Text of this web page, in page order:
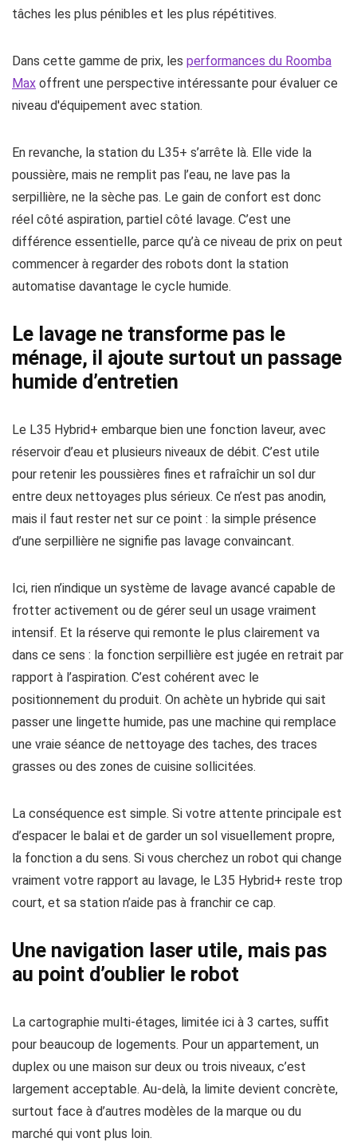
tâches les plus pénibles et les plus répétitives.
Dans cette gamme de prix, les performances du Roomba
Max offrent une perspective intéressante pour évaluer ce
niveau d'équipement avec station.
En revanche, la station du L35+ s’arrête là. Elle vide la
poussière, mais ne remplit pas l’eau, ne lave pas la
serpillière, ne la sèche pas. Le gain de confort est donc
réel côté aspiration, partiel côté lavage. C’est une
différence essentielle, parce qu’à ce niveau de prix on peut
commencer à regarder des robots dont la station
automatise davantage le cycle humide.
Le lavage ne transforme pas le
ménage, il ajoute surtout un passage
humide d’entretien
Le L35 Hybrid+ embarque bien une fonction laveur, avec
réservoir d’eau et plusieurs niveaux de débit. C’est utile
pour retenir les poussières fines et rafraîchir un sol dur
entre deux nettoyages plus sérieux. Ce n’est pas anodin,
mais il faut rester net sur ce point : la simple présence
d’une serpillière ne signifie pas lavage convaincant.
Ici, rien n’indique un système de lavage avancé capable de
frotter activement ou de gérer seul un usage vraiment
intensif. Et la réserve qui remonte le plus clairement va
dans ce sens : la fonction serpillière est jugée en retrait par
rapport à l’aspiration. C’est cohérent avec le
positionnement du produit. On achète un hybride qui sait
passer une lingette humide, pas une machine qui remplace
une vraie séance de nettoyage des taches, des traces
grasses ou des zones de cuisine sollicitées.
La conséquence est simple. Si votre attente principale est
d’espacer le balai et de garder un sol visuellement propre,
la fonction a du sens. Si vous cherchez un robot qui change
vraiment votre rapport au lavage, le L35 Hybrid+ reste trop
court, et sa station n’aide pas à franchir ce cap.
Une navigation laser utile, mais pas
au point d’oublier le robot
La cartographie multi-étages, limitée ici à 3 cartes, suffit
pour beaucoup de logements. Pour un appartement, un
duplex ou une maison sur deux ou trois niveaux, c’est
largement acceptable. Au-delà, la limite devient concrète,
surtout face à d’autres modèles de la marque ou du
marché qui vont plus loin.